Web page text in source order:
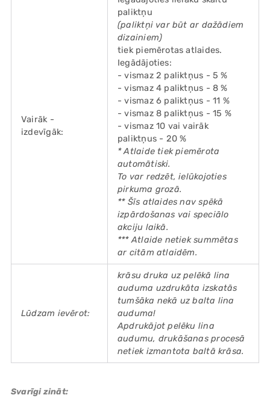
Vairāk -
izdevīgāk:
paliktņu
(paliktņi var būt ar dažādiem
dizainiem)
tiek piemērotas atlaides.
Iegādājoties:
- vismaz 2 paliktņus - 5 %
- vismaz 4 paliktņus - 8 %
- vismaz 6 paliktņus - 11 %
- vismaz 8 paliktņus - 15 %
- vismaz 10 vai vairāk
paliktņus - 20 %
* Atlaide tiek piemērota
automātiski.
To var redzēt, ielūkojoties
pirkuma grozā.
** Šīs atlaides nav spēkā
izpārdošanas vai speciālo
akciju laikā.
*** Atlaide netiek summētas
ar citām atlaidēm.
Lūdzam ievērot:
krāsu druka uz pelēkā lina
auduma uzdrukāta izskatās
tumšāka nekā uz balta lina
auduma!
Apdrukājot pelēku lina
audumu, drukāšanas procesā
netiek izmantota baltā krāsa.
Svarīgi zināt: